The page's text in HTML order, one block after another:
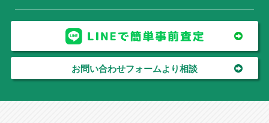
お問い合わせフォームより相談